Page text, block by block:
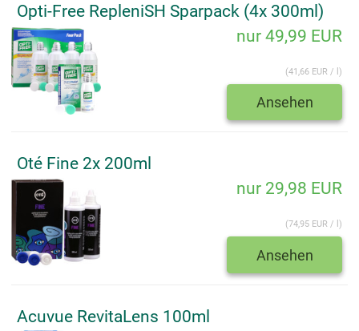
Opti-Free RepleniSH Sparpack (4x 300ml)
nur 49,99 EUR
(41,66 EUR / l)
Ansehen
Oté Fine 2x 200ml
nur 29,98 EUR
(74,95 EUR / l)
Ansehen
Acuvue RevitaLens 100ml